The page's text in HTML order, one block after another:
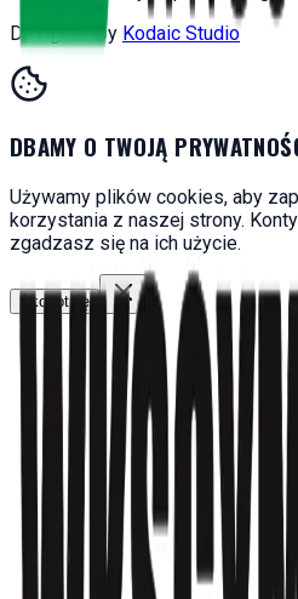
Designed by Kodaic Studio
DBAMY O TWOJĄ
Używamy plików cookies, aby
korzystania z naszej strony.
zgadzasz się na ich użycie.
Akceptuję